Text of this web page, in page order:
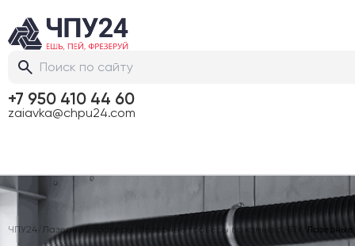
+7 950 410 44 60
zaiavka@chpu24.com
ЧПУ24 Лазерные граверы Лазерные граверы по камню с ЧПУ Лазерные